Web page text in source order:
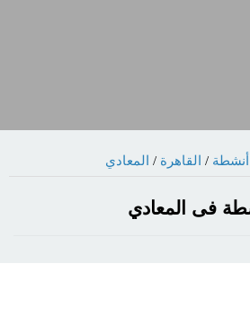
أنشطة / القاهرة / المعادي
فى المعادي